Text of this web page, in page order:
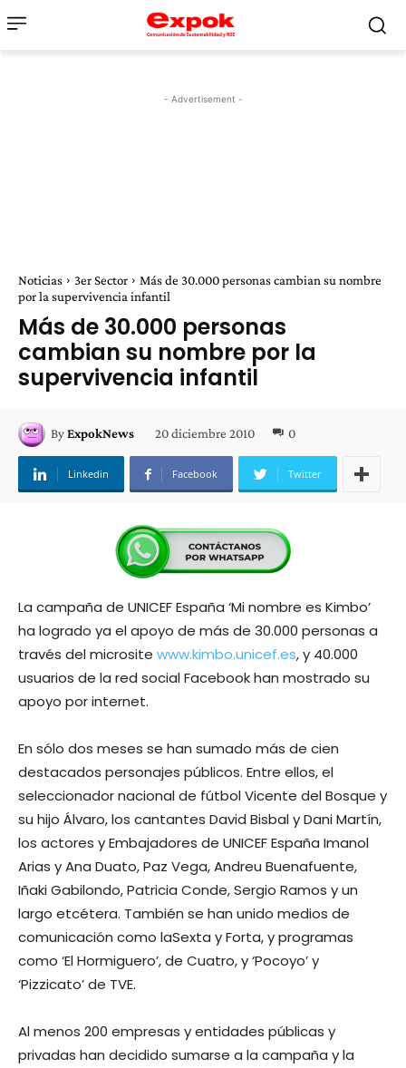
- Advertisement -
Noticias 3er Sector
Más de 30.000 personas cambian su nombre
por la supervivencia infantil
Más de 30.000 personas
cambian su nombre por la
supervivencia infantil
ByExpokNews 20 diciembre 2010 0
Linkedin Facebook Twitter
La campaña de UNICEF España ‘Mi nombre es Kimbo’
ha logrado ya el apoyo de más de 30.000 personas a
través del microsite www.kimbo.unicef.es, y 40.000
usuarios de la red social Facebook han mostrado su
apoyo por internet.
En sólo dos meses se han sumado más de cien
destacados personajes públicos. Entre ellos, el
seleccionador nacional de fútbol Vicente del Bosque y
su hijo Álvaro, los cantantes David Bisbal y Dani Martín,
los actores y Embajadores de UNICEF España Imanol
Arias y Ana Duato, Paz Vega, Andreu Buenafuente,
Iñaki Gabilondo, Patricia Conde, Sergio Ramos y un
largo etcétera. También se han unido medios de
comunicación como laSexta y Forta, y programas
como ‘El Hormiguero’, de Cuatro, y ‘Pocoyo’ y
‘Pizzicato’ de TVE.
Al menos 200 empresas y entidades públicas y
privadas han decidido sumarse a la campaña y la